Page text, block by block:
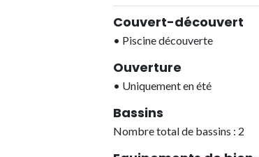
Couvert-découvert
• Piscine découverte
Ouverture
• Uniquement en été
Bassins
Nombre total de bassins : 2